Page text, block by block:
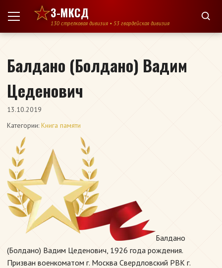
Перейти к содержимому
3-МКСД
130 стрелковая дивизия • 53 гвардейская дивизия
Балдано (Болдано) Вадим
Цеденович
13.10.2019
Категории: Книга памяти
Балдано
(Болдано) Вадим Цеденович, 1926 года рождения.
Призван военкоматом г. Москва Свердловский РВК г.